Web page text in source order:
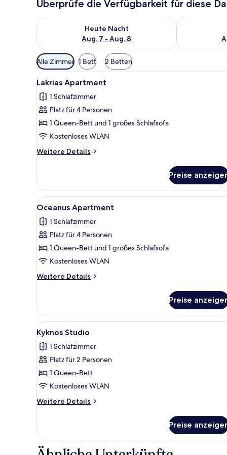
Überprüfe die Verfügbarkeit für diese
Heute Nacht
Aug. 7 - Aug. 8
Überprüfe die Verfügbarkeit für heute Nacht, Aug. 7
Überprüfe
Verfügbare
Filter
für
Zimmer
Alle Zimmer 1 Bett 2 Betten
Alle
Fotos
für
Lakrias
Apartment
anzeigen
Ein Bett mit Metallgestell
10
Lakrias Apartment
1 Schlafzimmer
Platz für 4 Personen
1 Queen-Bett und 1 großes Schlafsofa
Kostenloses WLAN
Weitere Details
Weitere
Apartment
Preise
Alle
Fotos
für
Oceanus
Apartment
anzeigen
Ein ordentlich bezogenes
11
Oceanus Apartment
1 Schlafzimmer
Platz für 4 Personen
1 Queen-Bett und 1 großes Schlafsofa
Kostenloses WLAN
Weitere Details
Weitere
Apartment
Preise
Alle
Fotos
für
Kyknos
Studio
anzeigen
Ein Flur mit einem
9
Kyknos Studio
1 Schlafzimmer
Platz für 2 Personen
1 Queen-Bett
Kostenloses WLAN
Weitere Details
Weitere
Studio
Preise